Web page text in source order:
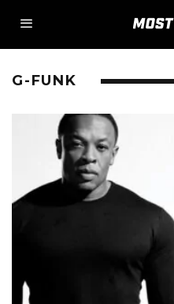
G-FUNK